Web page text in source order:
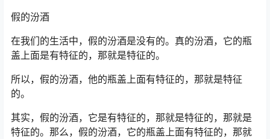
假的汾酒
在我们的生活中，假的汾酒是没有的。真的汾酒，它的瓶
盖上面是有特征的，那就是特征的。
所以，假的汾酒，他的瓶盖上面有特征的，那就是特征
的。
其实，假的汾酒，它是有特征的，那就是特征的，那就是
特征的。那么，假的汾酒，它的瓶盖上面有特征的，那就